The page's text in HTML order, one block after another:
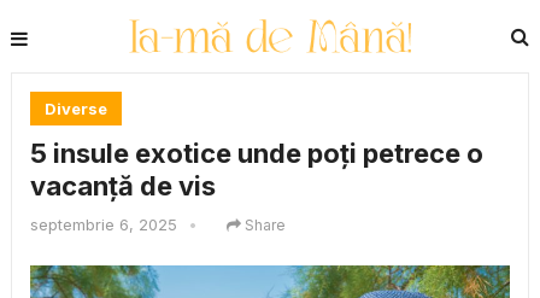
Diverse
5 insule exotice unde poți petrece o
vacanță de vis
septembrie 6, 2025 • Share